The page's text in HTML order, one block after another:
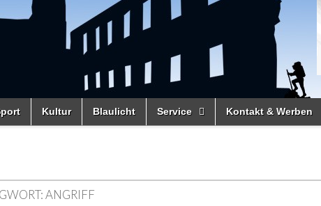
Kultur Blaulicht Service Kontakt & Werben
ANGRIFF